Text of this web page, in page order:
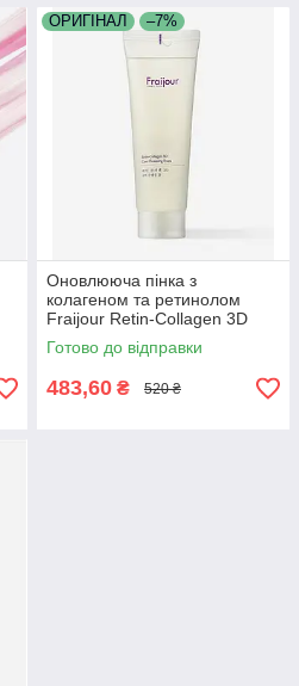
ОРИГІНАЛ –7%
Оновлююча пінка з
колагеном та ретинолом
Fraijour Retin-Collagen 3D
Core Cleansing Foam 250 мл
Готово до відправки
483,60 ₴ 520 ₴